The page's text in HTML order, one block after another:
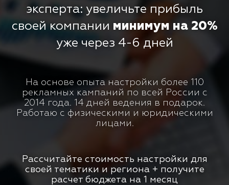
эксперта: увеличьте прибыль
своей компании минимум на 20%
уже через 4-6 дней
На основе опыта настройки более 110
рекламных кампаний по всей России с
2014 года. 14 дней ведения в подарок.
Работаю с физическими и юридическими
лицами.
Рассчитайте стоимость настройки для
своей тематики и региона + получите
расчет бюджета на 1 месяц